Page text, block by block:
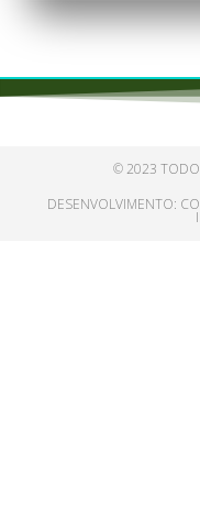
© 2023
DESENVOLVIMENTO: